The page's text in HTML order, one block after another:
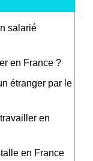
salarié
en France ?
étranger par le
en
en France